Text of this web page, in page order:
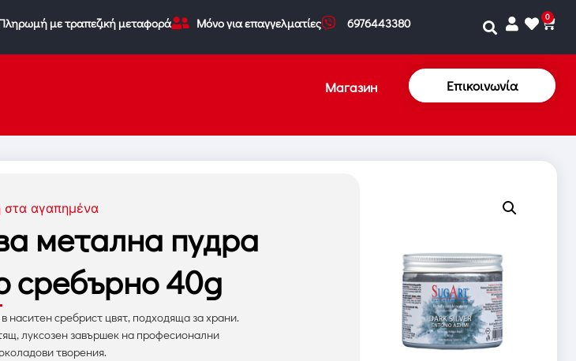
με τραπεζική μεταφορά Μόνο για επαγγελματίες 6976443380 0
Магазин Επικοινωνία
στα αγαπημένα
метална пудра
сребърно 40g
наситен сребрист цвят, подходяща за храни.
луксозен завършек на професионални
творения.